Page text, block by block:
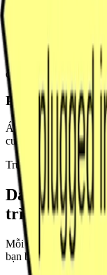
Bố cục
Làm gọn khoảng
chỉnh sửa.
Phong cách
Áp dụng phong cách
cuối cùng.
Trường hợp sử dụng
Dành cho
trình thực tế
Mỗi trang chuyển đổi
bạn bắt đầu đúng với